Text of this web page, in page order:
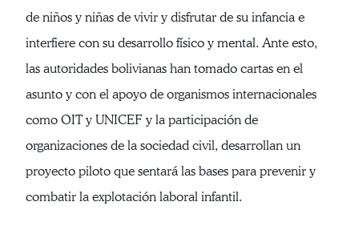
de niños y niñas de vivir y disfrutar de su infancia e
interfiere con su desarrollo físico y mental. Ante esto,
las autoridades bolivianas han tomado cartas en el
asunto y con el apoyo de organismos internacionales
como OIT y UNICEF y la participación de
organizaciones de la sociedad civil, desarrollan un
proyecto piloto que sentará las bases para prevenir y
combatir la explotación laboral infantil.